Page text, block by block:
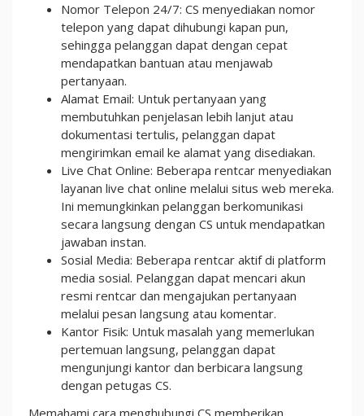
Nomor Telepon 24/7: CS menyediakan nomor
telepon yang dapat dihubungi kapan pun,
sehingga pelanggan dapat dengan cepat
mendapatkan bantuan atau menjawab
pertanyaan.
Alamat Email: Untuk pertanyaan yang
membutuhkan penjelasan lebih lanjut atau
dokumentasi tertulis, pelanggan dapat
mengirimkan email ke alamat yang disediakan.
Live Chat Online: Beberapa rentcar menyediakan
layanan live chat online melalui situs web mereka.
Ini memungkinkan pelanggan berkomunikasi
secara langsung dengan CS untuk mendapatkan
jawaban instan.
Sosial Media: Beberapa rentcar aktif di platform
media sosial. Pelanggan dapat mencari akun
resmi rentcar dan mengajukan pertanyaan
melalui pesan langsung atau komentar.
Kantor Fisik: Untuk masalah yang memerlukan
pertemuan langsung, pelanggan dapat
mengunjungi kantor dan berbicara langsung
dengan petugas CS.
Memahami cara menghubungi CS memberikan